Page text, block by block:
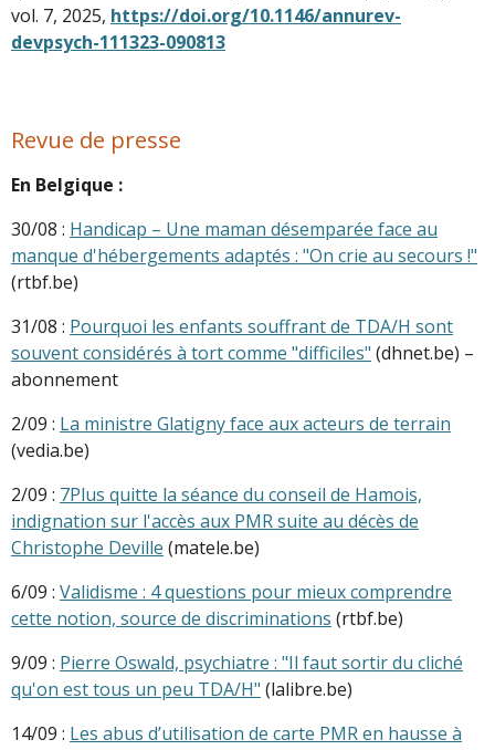
vol. 7, 2025, https://doi.org/10.1146/annurev-
devpsych-111323-090813
Revue de presse
En Belgique :
30/08 : Handicap – Une maman désemparée face au
manque d'hébergements adaptés : "On crie au secours !"
(rtbf.be)
31/08 : Pourquoi les enfants souffrant de TDA/H sont
souvent considérés à tort comme "difficiles" (dhnet.be) –
abonnement
2/09 : La ministre Glatigny face aux acteurs de terrain
(vedia.be)
2/09 : 7Plus quitte la séance du conseil de Hamois,
indignation sur l'accès aux PMR suite au décès de
Christophe Deville (matele.be)
6/09 : Validisme : 4 questions pour mieux comprendre
cette notion, source de discriminations (rtbf.be)
9/09 : Pierre Oswald, psychiatre : "Il faut sortir du cliché
qu'on est tous un peu TDA/H" (lalibre.be)
14/09 : Les abus d’utilisation de carte PMR en hausse à